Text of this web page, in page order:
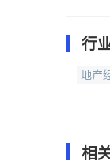
行
地产
相